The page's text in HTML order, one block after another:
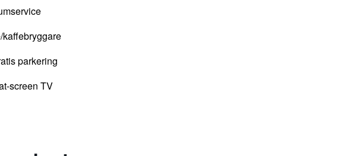
kaffebryggare
parkering
screen TV